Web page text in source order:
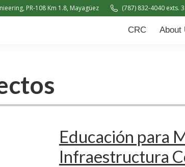
PR-108 Km 1.8, Mayagüez (787) 832-4040 exts.
CRC About
Educación para
Infraestructura
CRC About Us News Events